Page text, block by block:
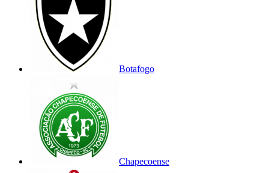
Botafogo
Chapecoense